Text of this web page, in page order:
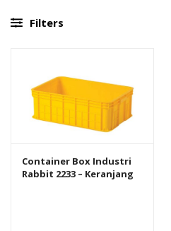
Filters
Container Box Industri
Rabbit 2233 – Keranjang